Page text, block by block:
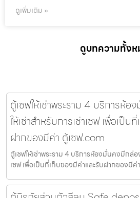
ดูเพิ่มเติม »
ดูบทความทั้ง
ตู้เซฟให้เช่าพระราม 4 บริการห้
ให้เช่าสำหรับการเช่าเซฟ เพื่อเป็
ฝากของมีค่า ตู้เซฟ.com
ตู้เซฟให้เช่าพระราม 4 บริการห้องมั่นคงมีกล่อ
เซฟ เพื่อเป็นที่เก็บของมีค่าและรับฝากของมีค่